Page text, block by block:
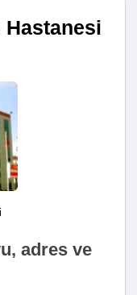
Hastanesi
adres ve